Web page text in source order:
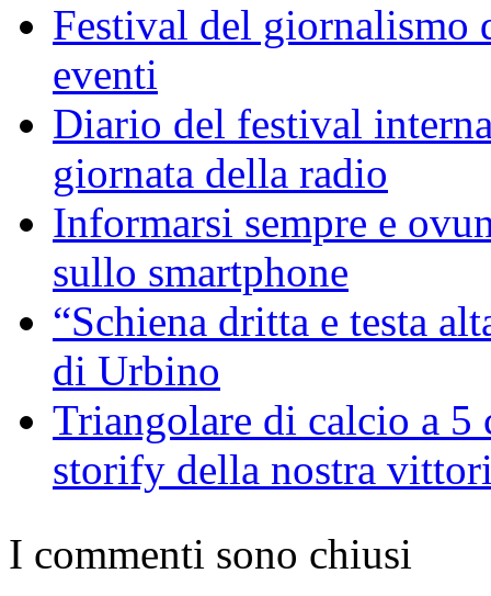
Festival del
eventi
Diario del festival
giornata della radio
Informarsi sempre e
sullo smartphone
“Schiena dritta e testa
di Urbino
Triangolare di calcio a
storify della nostra
I commenti sono chiusi